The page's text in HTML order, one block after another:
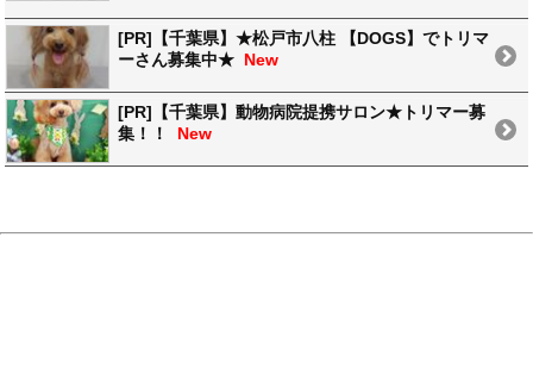
[PR]【千葉県】★松戸市八柱 【DOGS】でトリマ
ーさん募集中★ New
[PR]【千葉県】動物病院提携サロン★トリマー募
集！！ New